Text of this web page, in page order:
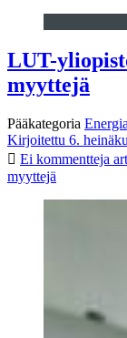
LUT-
myyttejä
Pääkategoria Energia
Kirjoitettu 6.
Ei kommentteja
myyttejä